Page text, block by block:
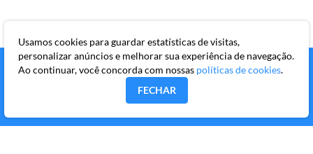
Usamos cookies para guardar estatísticas de visitas,
personalizar anúncios e melhorar sua experiência de navegação.
Ao continuar, você concorda com nossas políticas de cookies.
FECHAR